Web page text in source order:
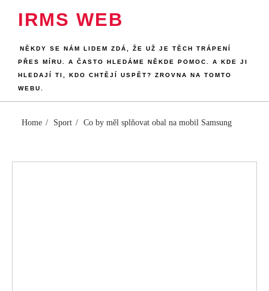
IRMS WEB
NĚKDY SE NÁM LIDEM ZDÁ, ŽE UŽ JE TĚCH TRÁPENÍ
PŘES MÍRU. A ČASTO HLEDÁME NĚKDE POMOC. A KDE JI
HLEDAJÍ TI, KDO CHTĚJÍ USPĚT? ZROVNA NA TOMTO
WEBU.
Home Sport Co by měl splňovat obal na mobil Samsung